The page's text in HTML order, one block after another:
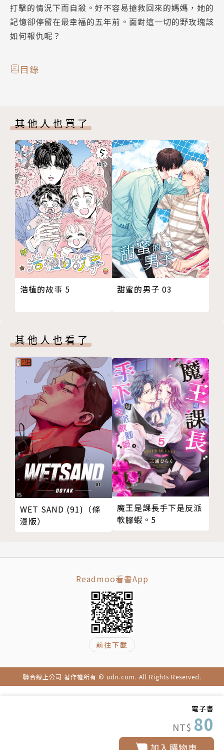
電子書
NT$ 80
打擊的情況下而自殺。好不容易搶救回來的媽媽，她的
記憶卻停留在最幸福的五年前。面對這一切的野玫瑰該
如何報仇呢？
目錄
其他人也買了
浩植的故事 5 甜蜜的男子 03
其他人也看了
WET SAND (91)（條
漫版）
魔王是課長手下是反派
軟腳蝦。5
Readmoo看書App
前往下載
聯合線上公司 著作權所有 © udn.com. All Rights Reserved.